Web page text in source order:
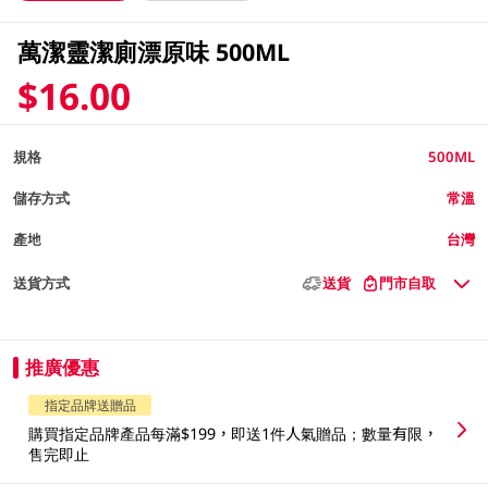
萬潔靈潔廁漂原味 500ML
$16.00
規格 500ML
儲存方式 常溫
產地 台灣
送貨方式 送貨 門市自取
推廣優惠
指定品牌送贈品
購買指定品牌產品每滿$199，即送1件人氣贈品；數量有限，
售完即止